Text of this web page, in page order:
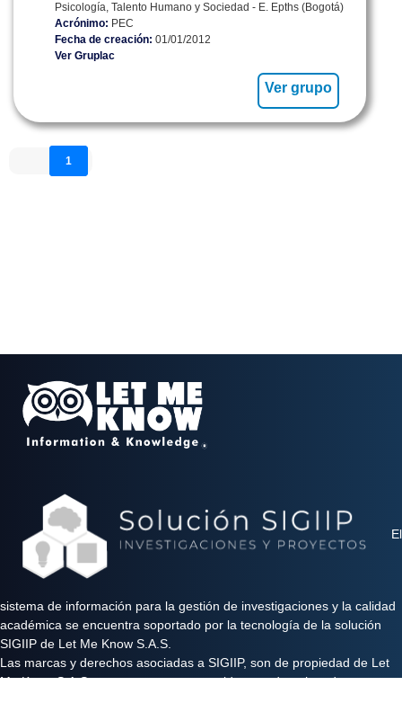
Psicología, Talento Humano y Sociedad - E. Epths (Bogotá)
Acrónimo: PEC
Fecha de creación: 01/01/2012
Ver Gruplac
Ver grupo
1
El
sistema de información para la gestión de investigaciones y la calidad
académica se encuentra soportado por la tecnología de la solución
SIGIIP de Let Me Know S.A.S.
Las marcas y derechos asociadas a SIGIIP, son de propiedad de Let
Me Know S.A.S y se encuentran protegidos por derechos de autor e